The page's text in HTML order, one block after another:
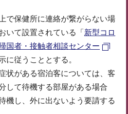
で保健所に連絡が繋がらない場
いて設置されている「 新型コロ
国者・接触者相談センター
に従うこととする。
状がある宿泊客については、客
して待機する部屋がある場合
機し、外に出ないよう要請する